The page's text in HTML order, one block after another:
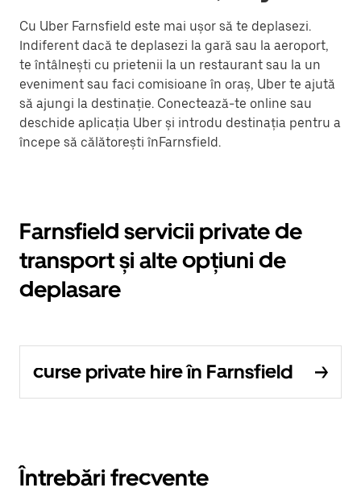
Cu Uber Farnsfield este mai ușor să te deplasezi.
Indiferent dacă te deplasezi la gară sau la aeroport,
te întâlnești cu prietenii la un restaurant sau la un
eveniment sau faci comisioane în oraș, Uber te ajută
să ajungi la destinație. Conectează-te online sau
deschide aplicația Uber și introdu destinația pentru a
începe să călătorești înFarnsfield.
Farnsfield servicii private de
transport și alte opțiuni de
deplasare
curse private hire în Farnsfield
Întrebări frecvente